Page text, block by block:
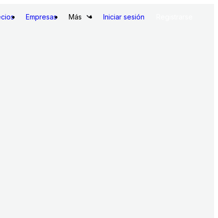
Empresas Más Iniciar sesión